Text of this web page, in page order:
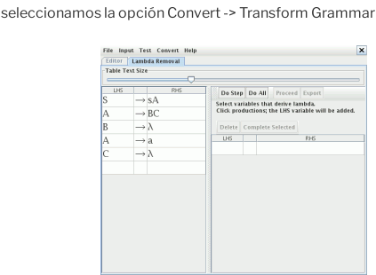
seleccionamos la opción Convert -> Transform Grammar